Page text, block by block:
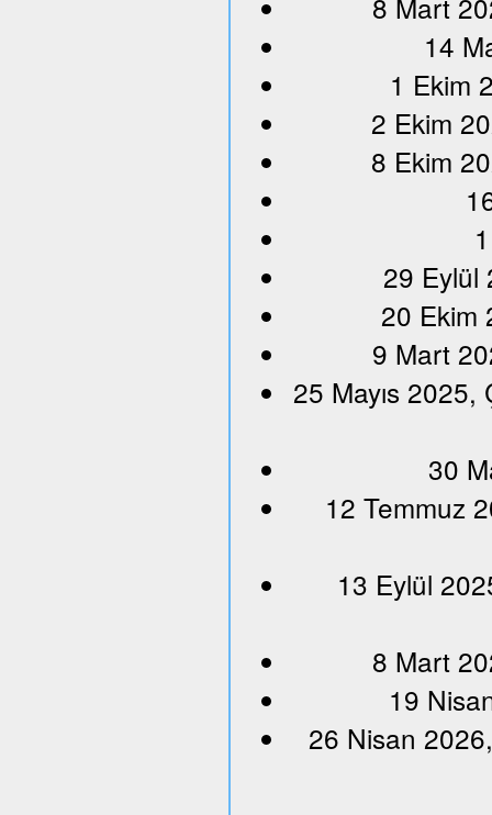
14
1 Ekim
2 Ekim
8 Ekim
29 Eylül
20 Ekim
9 Mart
25 Mayıs
30
12 Temmuz
13 Eylül
8 Mart
19
26 Nisan